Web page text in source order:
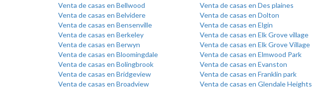
Venta de casas en Bellwood
Venta de casas en Belvidere
Venta de casas en Bensenville
Venta de casas en Berkeley
Venta de casas en Berwyn
Venta de casas en Bloomingdale
Venta de casas en Bolingbrook
Venta de casas en Bridgeview
Venta de casas en Broadview
Venta de casas en Des plaines
Venta de casas en Dolton
Venta de casas en Elgin
Venta de casas en Elk Grove village
Venta de casas en Elk Grove Village
Venta de casas en Elmwood Park
Venta de casas en Evanston
Venta de casas en Franklin park
Venta de casas en Glendale Heights